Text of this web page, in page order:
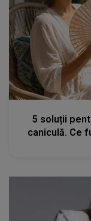
5 soluții
caniculă. Ce